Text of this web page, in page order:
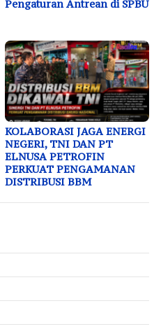
Pengaturan Antrean di SPBU
KOLABORASI JAGA ENERGI
NEGERI, TNI DAN PT
ELNUSA PETROFIN
PERKUAT PENGAMANAN
DISTRIBUSI BBM